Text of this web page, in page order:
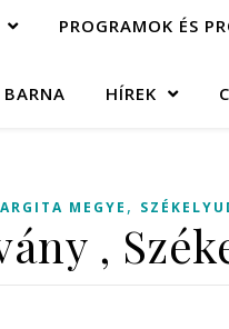
PROGRAMOK ÉS
HÍREK
MEGYE ,
,